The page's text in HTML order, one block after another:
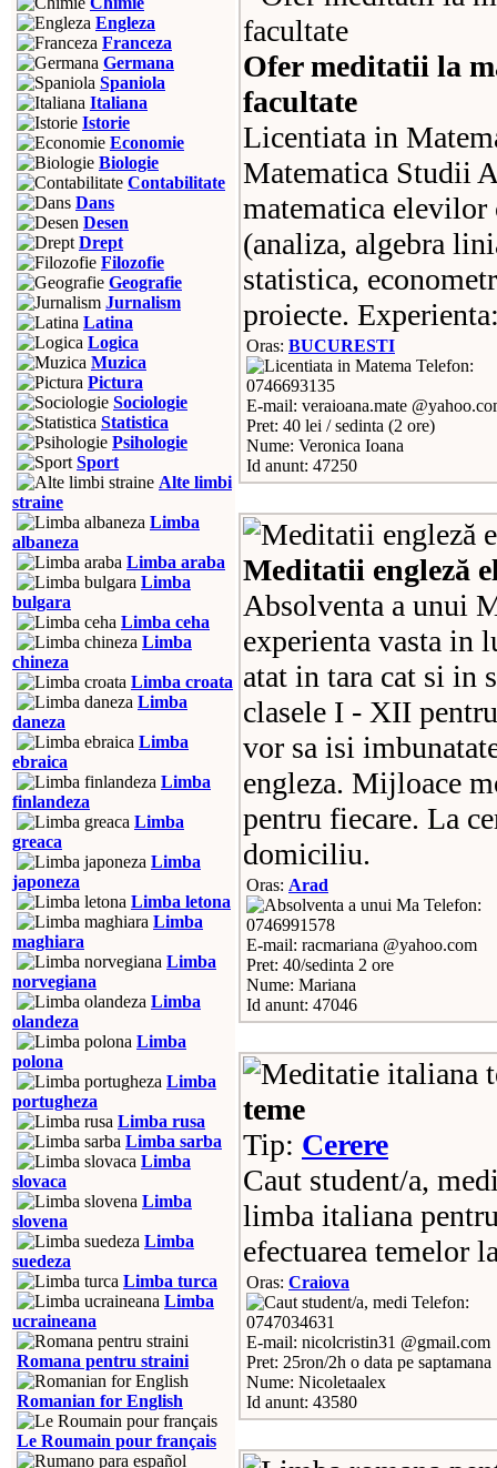
Engleza
Franceza
Germana
Spaniola
Italiana
Istorie
Economie
Biologie
Contabilitate
Dans
Desen
Drept
Filozofie
Geografie
Jurnalism
Latina
Logica
Muzica
Pictura
Sociologie
Statistica
Psihologie
Sport
Alte limbi
straine
Limba
albaneza
Limba araba
Limba
bulgara
Limba ceha
Limba
chineza
Limba croata
Limba
daneza
Limba
ebraica
Limba
finlandeza
Limba
greaca
Limba
japoneza
Limba letona
Limba
maghiara
Limba
norvegiana
Limba
olandeza
Limba
polona
Limba
portugheza
Limba rusa
Limba sarba
Limba
slovaca
Limba
slovena
Limba
suedeza
Limba turca
Limba
ucraineana
Romana pentru straini
Romanian for English
Le Roumain pour français
Ofer meditatii la
facultate
Licentiata in
Matematica Studii
matematica
(analiza, algebra
statistica,
proiecte.
Oras: BUCURESTI
Telefon:
0746693135
E-mail: veraioana.mate
Pret: 40 lei / sedinta (2 ore)
Nume: Veronica Ioana
Id anunt: 47250
Meditatii engleză
Absolventa a unui
experienta vasta in
atat in tara cat si in
clasele I - XII
vor sa isi
engleza. Mijloace
pentru fiecare. La
domiciliu.
Oras: Arad
Telefon:
0746991578
E-mail: racmariana @yahoo.com
Pret: 40/sedinta 2 ore
Nume: Mariana
Id anunt: 47046
teme
Tip: Cerere
Caut student/a,
limba italiana
efectuarea temelor
Oras: Craiova
Telefon:
0747034631
E-mail: nicolcristin31 @gmail.com
Pret: 25ron/2h o data pe saptamana
Nume: Nicoletaalex
Id anunt: 43580